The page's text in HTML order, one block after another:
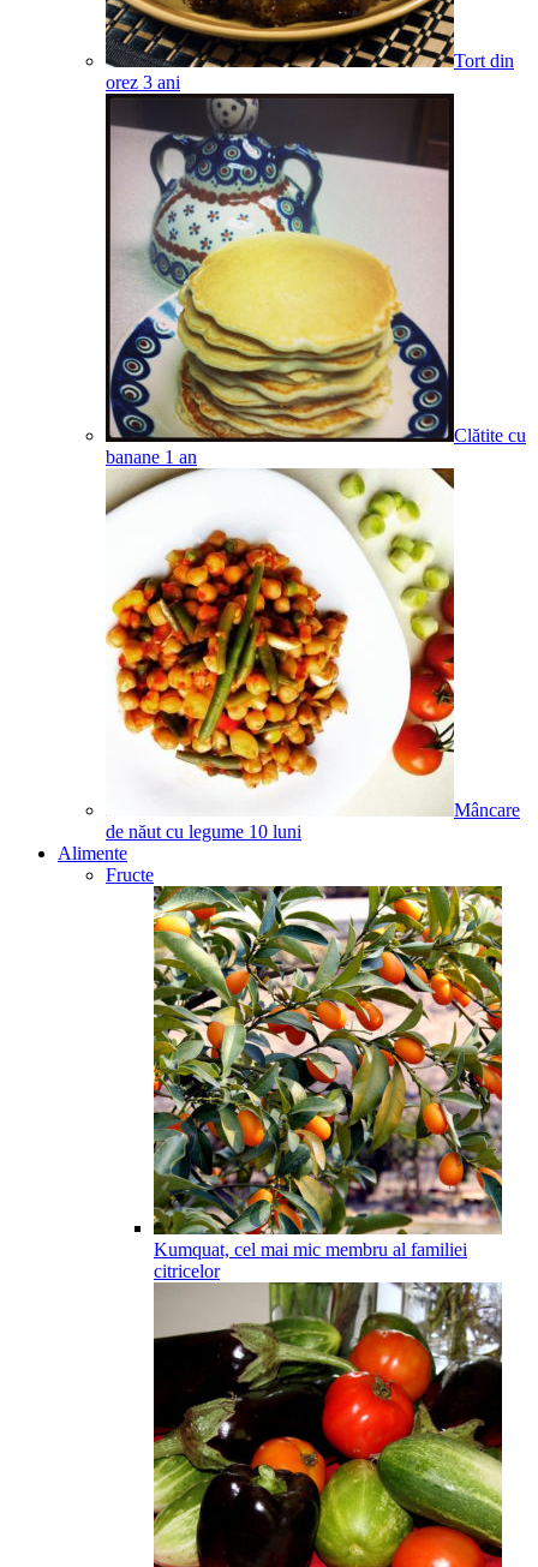
Tort din
orez 3 ani
Clătite cu
banane 1 an
Mâncare
de năut cu legume 10 luni
Alimente
Fructe
Kumquat, cel mai mic membru al familiei
citricelor